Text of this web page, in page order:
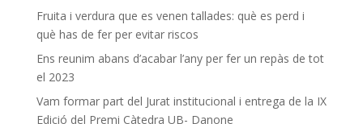
Fruita i verdura que es venen tallades: què es perd i
què has de fer per evitar riscos
Ens reunim abans d’acabar l’any per fer un repàs de tot
el 2023
Vam formar part del Jurat institucional i entrega de la IX
Edició del Premi Càtedra UB- Danone